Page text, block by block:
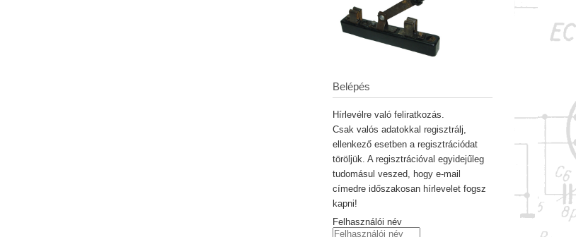
Belépés
Hírlevélre való feliratkozás.
Csak valós adatokkal regisztrálj,
ellenkező esetben a regisztrációdat
töröljük. A regisztrációval egyidejűleg
tudomásul veszed, hogy e-mail
címedre időszakosan hírlevelet fogsz
kapni!
Felhasználói név